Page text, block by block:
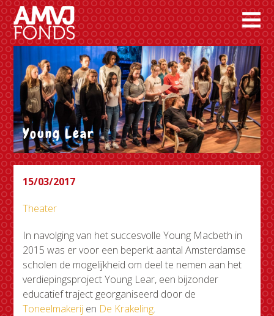
Young Lear
15/03/2017
Theater
In navolging van het succesvolle Young Macbeth in
2015 was er voor een beperkt aantal Amsterdamse
scholen de mogelijkheid om deel te nemen aan het
verdiepingsproject Young Lear, een bijzonder
educatief traject georganiseerd door de
Toneelmakerij en De Krakeling.